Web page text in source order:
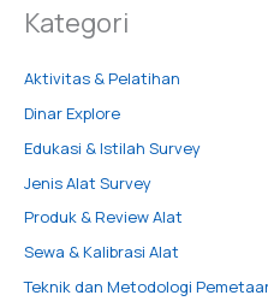
Kategori
Aktivitas & Pelatihan
Dinar Explore
Edukasi & Istilah Survey
Jenis Alat Survey
Produk & Review Alat
Sewa & Kalibrasi Alat
Teknik dan Metodologi